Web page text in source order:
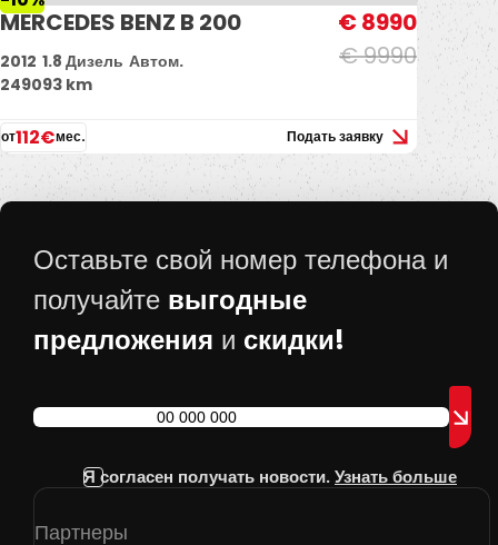
MERCEDES BENZ B 200
€ 9990
€ 8990
2012 1.8 Дизель Автом.
249093 km
от112€мес. Подать заявку
Оставьте свой номер телефона и
получайте выгодные
предложения и скидки!
Я согласен получать новости. Узнать больше
Партнеры